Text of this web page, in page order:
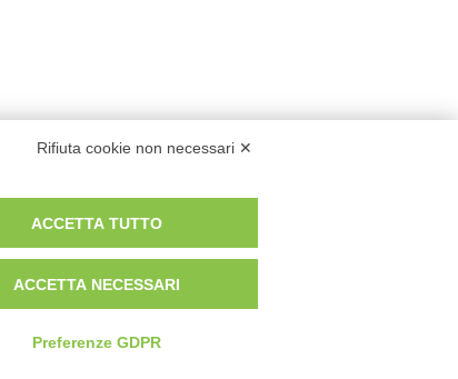
Home
A chi ci rivolgiamo
Accedi
Rifiuta cookie non necessari ✕
ACCETTA TUTTO
ACCETTA NECESSARI
Preferenze GDPR